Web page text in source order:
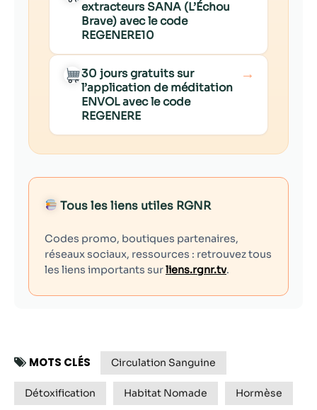
extracteurs SANA (L’Échou
Brave) avec le code
REGENERE10
30 jours gratuits sur
l’application de méditation
ENVOL avec le code
REGENERE
→
Tous les liens utiles RGNR
Codes promo, boutiques partenaires,
réseaux sociaux, ressources : retrouvez tous
les liens importants surliens.rgnr.tv.
MOTS CLÉS Circulation Sanguine
Détoxification Habitat Nomade Hormèse